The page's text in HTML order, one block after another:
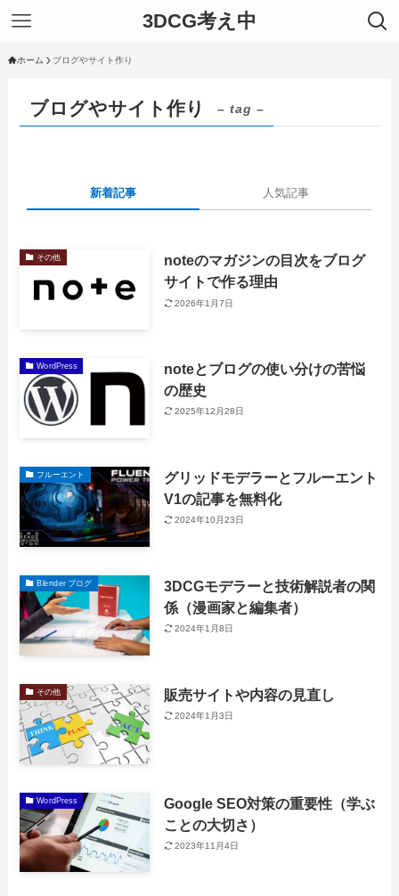
3DCG考え中
ホーム ブログやサイト作り
ブログやサイト作り – tag –
新着記事 人気記事
その他
noteのマガジンの目次をブログ
サイトで作る理由
2026年1月7日
WordPress
noteとブログの使い分けの苦悩
の歴史
2025年12月28日
フルーエント
グリッドモデラーとフルーエント
V1の記事を無料化
2024年10月23日
Blender ブログ
3DCGモデラーと技術解説者の関
係（漫画家と編集者）
2024年1月8日
その他 販売サイトや内容の見直し
2024年1月3日
WordPress
Google SEO対策の重要性（学ぶ
ことの大切さ）
2023年11月4日